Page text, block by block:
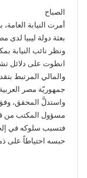
الصباح
أمرت النيابة
بعثة دولة ليبيا لدى
ونظر نائب النيابة
انطوت على دلائل
والمالي المرتبط
جمهوريّة مصر
واستدلَّ المحقق،
مسؤول المكتب من
فتسبب سلوكه في
حبسه احتياطاً على